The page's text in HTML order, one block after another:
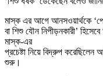
মাস্ক এর আগে আনসওয়ার্থকে
বা শিশু যৌন নিপীড়নকারী’
মাস্ক-এর
প্রচেষ্টা নিয়ে বিদ্রুপ
শুরু।